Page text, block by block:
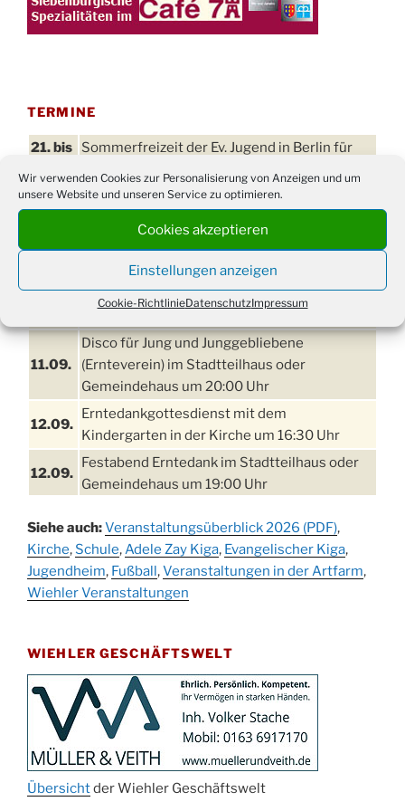
Wir verwenden Cookies zur Personalisierung von Anzeigen und um
unsere Website und unseren Service zu optimieren.
Cookies akzeptieren
Einstellungen anzeigen
Cookie-RichtlinieDatenschutzImpressum
TERMINE
21. bis
Sommerfreizeit der Ev. Jugend in Berlin für
29.08.
Damen Doppel - Turnier des TC77 am
03.09.
Einschulungsgottesdienst in der Kirche um
09:00 Uhr
11. bis
Erntefest in Drabenderhöhe
11.09.
Disco für Jung und Junggebliebene
(Ernteverein) im Stadtteilhaus oder
Gemeindehaus um 20:00 Uhr
12.09.
Erntedankgottesdienst mit dem
Kindergarten in der Kirche um 16:30 Uhr
12.09.
Festabend Erntedank im Stadtteilhaus oder
Gemeindehaus um 19:00 Uhr
13.09.
Stadtteilhaus um 14:00 Uhr
19.09.
Schlagerabend im Stadtteilhaus
Drabenderhöhe
Kinderbibeltag im Ev. Gemeindehaus von 10-
12 Uhr
09.10.
Afterwork-Andacht um 18:00 Uhr in der
Kirche
10.10.
Sandmännchen-Gottesdienst in der Kirche
Siehe auch:Veranstaltungsüberblick 2026 (PDF),
Kirche, Schule,Adele Zay Kiga, Evangelischer Kiga,
Jugendheim, Fußball,Veranstaltungen in der Artfarm,
Wiehler Veranstaltungen
WIEHLER GESCHÄFTSWELT
Übersichtder Wiehler Geschäftswelt